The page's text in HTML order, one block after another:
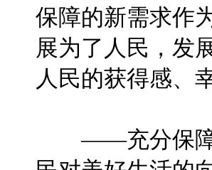
保障的新需求作
展为了人民，发
人民的获得感、
——充分保障人